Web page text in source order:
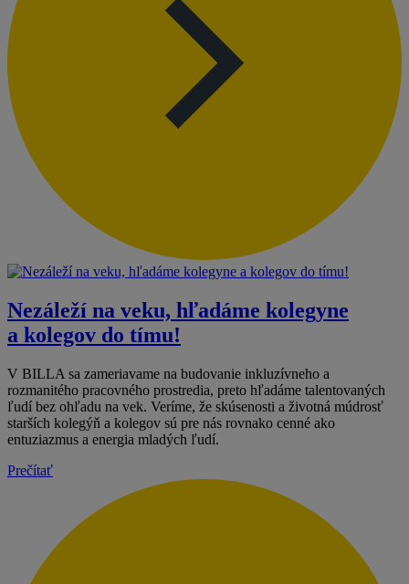
Nezáleží na veku, hľadáme kolegyne
a kolegov do tímu!
V BILLA sa zameriavame na budovanie inkluzívneho a
rozmanitého pracovného prostredia, preto hľadáme talentovaných
ľudí bez ohľadu na vek. Veríme, že skúsenosti a životná múdrosť
starších kolegýň a kolegov sú pre nás rovnako cenné ako
entuziazmus a energia mladých ľudí.
Prečítať